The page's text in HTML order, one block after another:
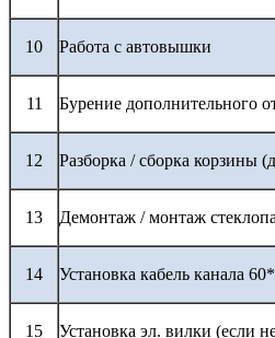
10 Работа с автовышки
11 Бурение дополнительного
12 Разборка / сборка корзины
13 Демонтаж / монтаж
14 Установка кабель канала
15 Установка эл. вилки (если